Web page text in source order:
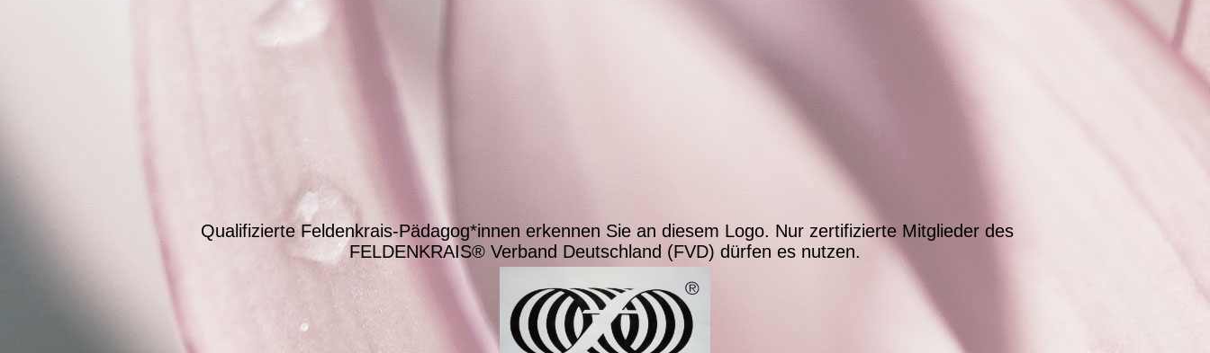
Qualifizierte Feldenkrais-Pädagog*innen erkennen Sie an diesem Logo. Nur zertifizierte Mitglieder des
FELDENKRAIS® Verband Deutschland (FVD) dürfen es nutzen.